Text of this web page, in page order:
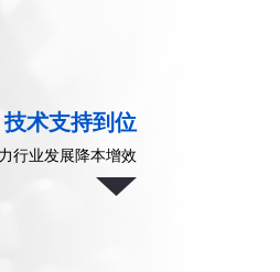
术支持到位
行业发展降本增效